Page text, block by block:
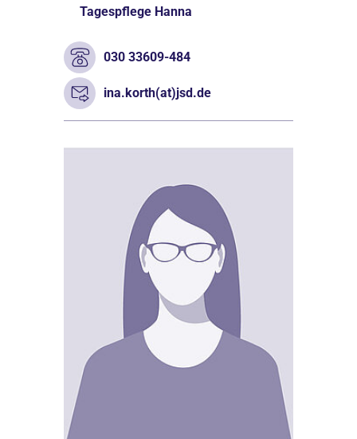
Tagespflege Hanna
030 33609-484
ina.korth(at)jsd.de